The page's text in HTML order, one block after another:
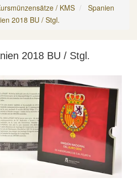
/ KMS
Spanien
2018 BU / Stgl.
2018 BU / Stgl.